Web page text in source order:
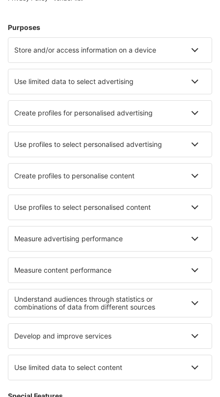
Cazare în Zingst
Cazare în Insel Poel Cazare în Koblenz
Cazare în Borkum
Cele mai bune locuri de cazare - orașe
Cazare în Mezraia Cazare în Emen
Cazare în Aghios Sostis Cazare în Strzelce Krajeńskie
Cazare în Pontoon Beach Cazare în Arathusa
Cazare în Mission Cazare în Distre
Cele mai bune locuri de cazare - regiuni
Cazare in Sächsische Schweiz
Cazare in Mecklenburg Lake Plateau
Cazare in Brandenburg Lake Plateau Cazare in Ore Mountains
Cazare in Aguascalientes
Cazare la Munții Stâncoși Cazare in Parcul Național Słowiński